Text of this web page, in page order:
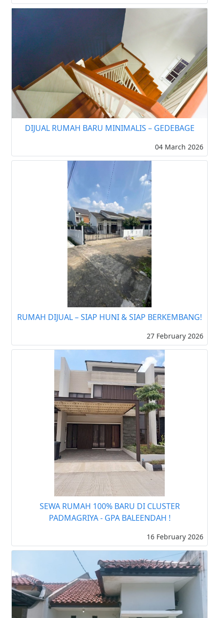
DIJUAL RUMAH BARU MINIMALIS – GEDEBAGE
04 March 2026
RUMAH DIJUAL – SIAP HUNI & SIAP BERKEMBANG!
27 February 2026
SEWA RUMAH 100% BARU DI CLUSTER
PADMAGRIYA - GPA BALEENDAH !
16 February 2026